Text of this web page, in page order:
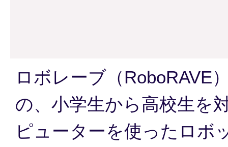
ロボレーブ（RoboRAVE
の、小学生から高校生を
ピューターを使ったロボ